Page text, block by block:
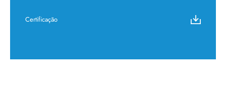
Certificação